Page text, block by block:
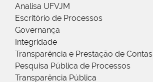
Analisa UFVJM
Escritório de Processos
Governança
Integridade
Transparência e Prestação de Contas
Pesquisa Pública de Processos
Transparência Pública